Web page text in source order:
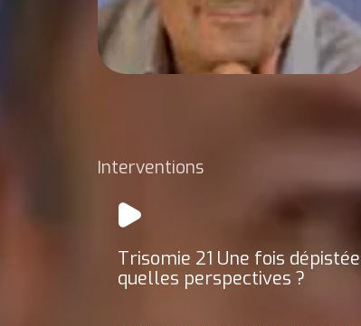
Interventions
Trisomie 21 Une fois
quelles perspectives ?